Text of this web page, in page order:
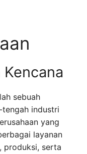
sebuah
industri
yang
layanan
produksi, serta